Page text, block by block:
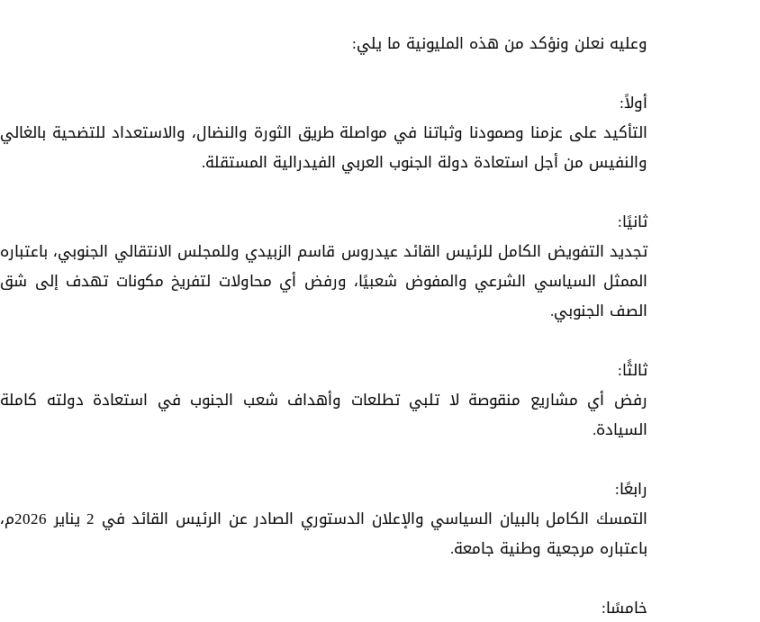
وعليه نعلن ونؤكد من هذه المليونية ما يلي:
أولاً:
التأكيد على عزمنا وصمودنا وثباتنا في مواصلة طريق الثورة والنضال، والاستعداد للتضحية بالغالي
والنفيس من أجل استعادة دولة الجنوب العربي الفيدرالية المستقلة.
ثانيًا:
تجديد التفويض الكامل للرئيس القائد عيدروس قاسم الزبيدي وللمجلس الانتقالي الجنوبي، باعتباره
الممثل السياسي الشرعي والمفوض شعبيًا، ورفض أي محاولات لتفريخ مكونات تهدف إلى شق
الصف الجنوبي.
ثالثًا:
رفض أي مشاريع منقوصة لا تلبي تطلعات وأهداف شعب الجنوب في استعادة دولته كاملة
السيادة.
رابعًا:
التمسك الكامل بالبيان السياسي والإعلان الدستوري الصادر عن الرئيس القائد في 2 يناير 2026م،
باعتباره مرجعية وطنية جامعة.
خامسًا: